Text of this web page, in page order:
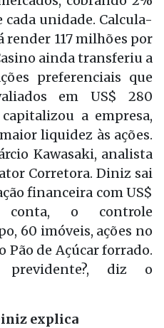
cada unidade. Calcula-
render 117 milhões por
ainda transferiu a
preferenciais que
em US$ 280
a empresa,
liquidez às ações.
Kawasaki, analista
Corretora. Diniz sai
financeira com US$
o controle
60 imóveis, ações no
Pão de Açúcar forrado.
diz o
explica